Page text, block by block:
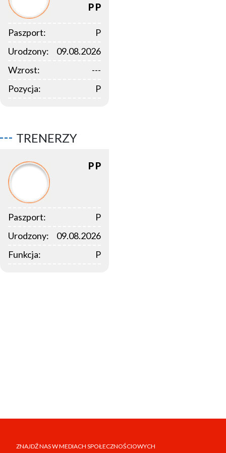
PP
Paszport:
P
Urodzony:
09.08.2026
Wzrost:
---
Pozycja:
P
TRENERZY
PP
Paszport:
P
Urodzony:
09.08.2026
Funkcja:
P
ZNAJDŹ NAS W MEDIACH SPOŁECZNOŚCIOWYCH